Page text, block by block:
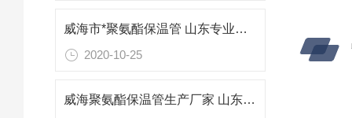
威海市*聚氨酯保温管 山东专业防腐保温材料
2020-10-25
威海聚氨酯保温管生产厂家 山东威海保温管报价